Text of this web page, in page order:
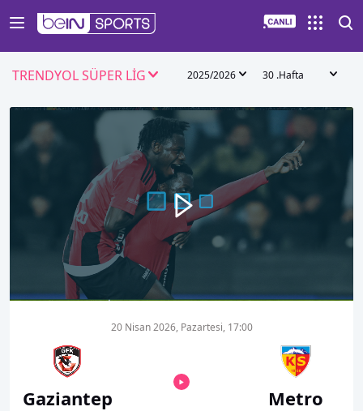
TRENDYOL SÜPER LİG 2025/2026 30 .Hafta
Gaziantep
20 Nisan 2026, Pazartesi, 17:00
Metro